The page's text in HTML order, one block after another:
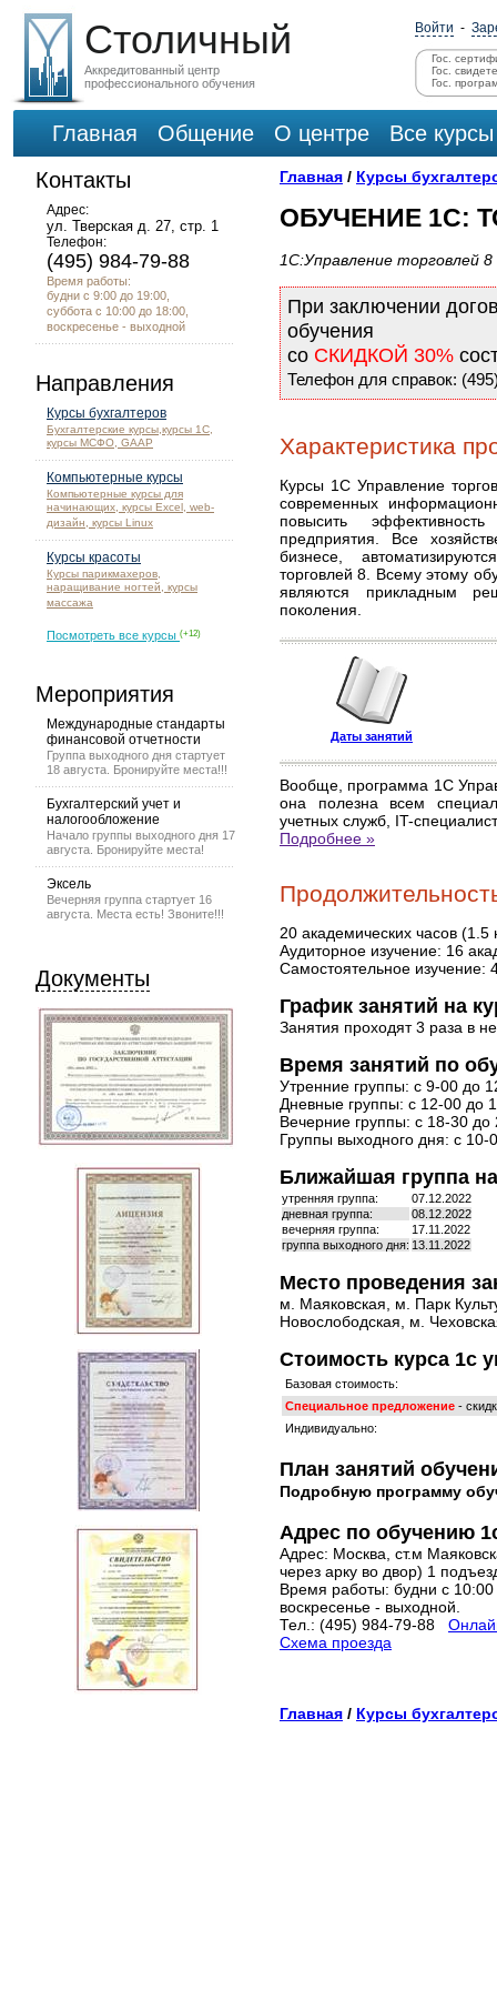
Столичный
Аккредитованный центр
профессионального обучения
Войти -
Гос.
Гос.
Гос.
Главная Общение О центре
Все курсы
Контакты
Адрес:
ул. Тверская д. 27, стр. 1
Телефон:
(495) 984-79-88
Время работы:
будни с 9:00 до 19:00,
суббота с 10:00 до 18:00,
воскресенье - выходной
Направления
Курсы бухгалтеров
Бухгалтерские курсы,курсы 1С,
курсы МСФО, GAAP
Компьютерные курсы
Компьютерные курсы для
начинающих, курсы Excel, web-
дизайн, курсы Linux
Курсы красоты
Курсы парикмахеров,
наращивание ногтей, курсы
массажа
Посмотреть все курсы (+12)
Мероприятия
Международные стандарты
финансовой отчетности
Группа выходного дня стартует
18 августа. Бронируйте места!!!
Бухгалтерский учет и
налогообложение
Начало группы выходного дня 17
августа. Бронируйте места!
Эксель
Вечерняя группа стартует 16
августа. Места есть! Звоните!!!
Документы
Главная / Курсы
ОБУЧЕНИЕ 1С:
1C:Управление торговлей 8
При заключении
обучения
со СКИДКОЙ 30%
Телефон для справок:
Характеристика
Курсы 1С Управление
современных
повысить
предприятия. Все
бизнесе,
торговлей 8. Всему этому
являются прикладным
поколения.
Даты занятий
Вообще, программа 1С
она полезна всем
учетных служб, IT-
Подробнее »
20 академических часов (1.5
Аудиторное изучение: 16
Самостоятельное изучение:
График занятий на
Занятия проходят 3 раза в
Время занятий по
Утренние группы: с 9-00 до
Дневные группы: с 12-00 до
Вечерние группы: с 18-30 до
Группы выходного дня: с 10-
Ближайшая группа
утренняя группа:
07.12.2022
дневная группа:
08.12.2022
вечерняя группа:
17.11.2022
группа выходного дня: 13.11.2022
Место проведения
м. Маяковская, м. Парк
Новослободская, м.
Стоимость курса 1с
Базовая стоимость:
Специальное предложение -
Индивидуально:
План занятий
Подробную программу
Адрес по обучению
Адрес: Москва, ст.м
через арку во двор) 1
Время работы: будни с
воскресенье - выходной.
Тел.: (495) 984-79-88
Схема проезда
Главная / Курсы